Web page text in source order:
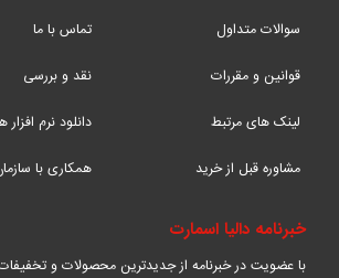
سوالات متداول
قوانین و مقررات
لینک های مرتبط
مشاوره قبل از خرید
تماس با ما
نقد و بررسی
دانلود نرم افزار
همکاری با
خبرنامه دالیا اسمارت
با عضویت در خبرنامه از جدیدترین محصولات و